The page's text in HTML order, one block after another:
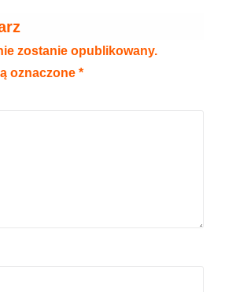
zostanie opublikowany.
oznaczone *